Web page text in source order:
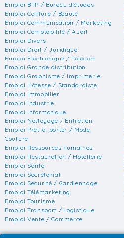
Emploi BTP / Bureau d'études
Emploi Coiffure / Beauté
Emploi Communication / Marketing
Emploi Comptabilité / Audit
Emploi Divers
Emploi Droit / Juridique
Emploi Electronique / Télécom
Emploi Grande distribution
Emploi Graphisme / Imprimerie
Emploi Hôtesse / Standardiste
Emploi Immobilier
Emploi Industrie
Emploi Informatique
Emploi Nettoyage / Entretien
Emploi Prêt-à-porter / Mode,
Couture
Emploi Ressources humaines
Emploi Restauration / Hôtellerie
Emploi Santé
Emploi Secrétariat
Emploi Sécurité / Gardiennage
Emploi Télémarketing
Emploi Tourisme
Emploi Transport / Logistique
Emploi Vente / Commerce